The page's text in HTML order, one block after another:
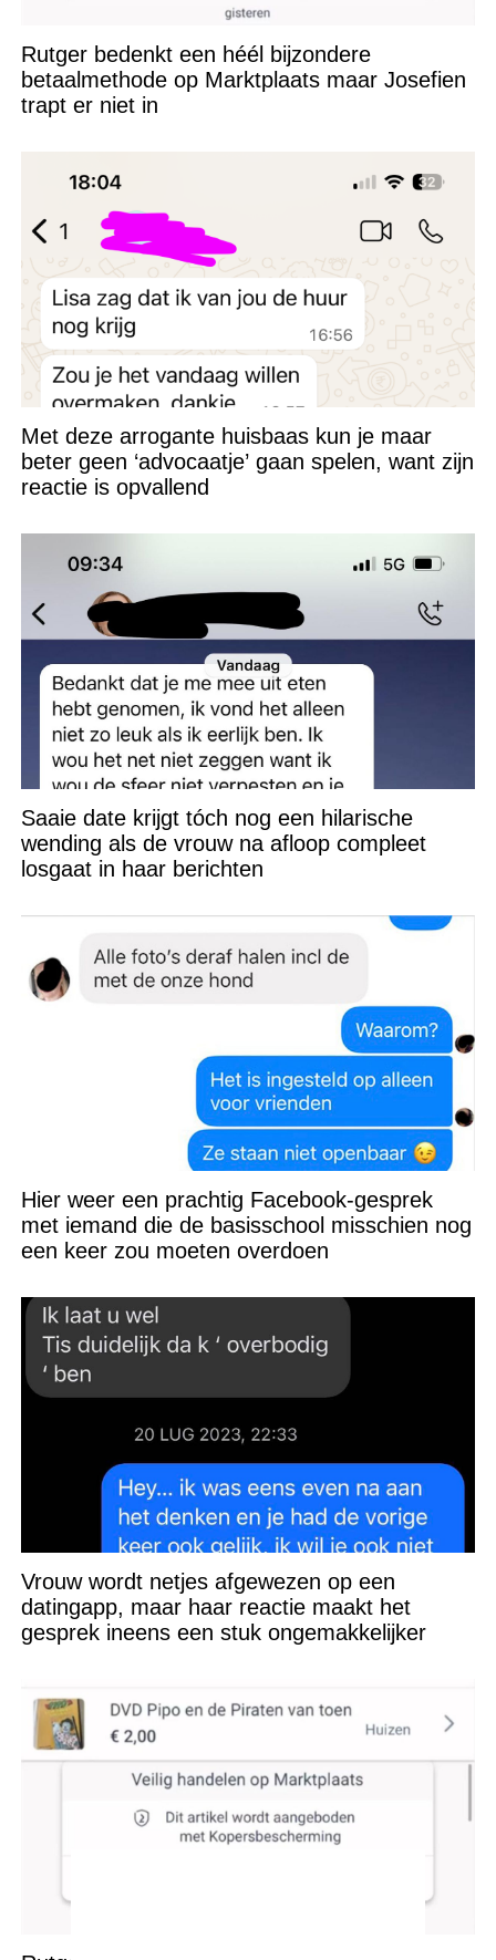
Rutger bedenkt een héél bijzondere
betaalmethode op Marktplaats maar Josefien
trapt er niet in
Met deze arrogante huisbaas kun je maar
beter geen ‘advocaatje’ gaan spelen, want zijn
reactie is opvallend
Saaie date krijgt tóch nog een hilarische
wending als de vrouw na afloop compleet
losgaat in haar berichten
Hier weer een prachtig Facebook-gesprek
met iemand die de basisschool misschien nog
een keer zou moeten overdoen
Vrouw wordt netjes afgewezen op een
datingapp, maar haar reactie maakt het
gesprek ineens een stuk ongemakkelijker